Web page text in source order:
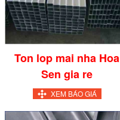
Ton lop mai nha Hoa
Sen gia re
XEM BÁO GIÁ